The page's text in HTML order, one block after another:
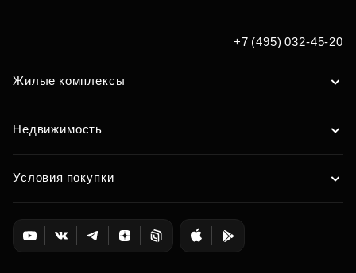
+7 (495) 032-45-20
Жилые комплексы
Недвижимость
Условия покупки